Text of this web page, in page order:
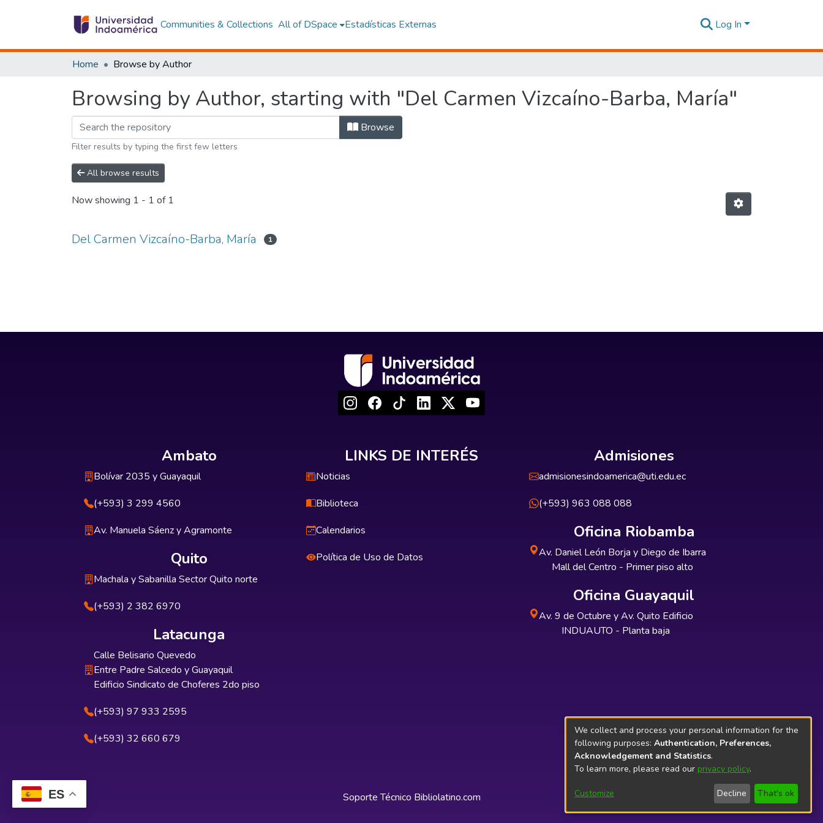
ES
Communities & Collections All of DSpace Estadísticas Externas Log In
Home Browse by Author
Browsing by Author, starting with "Del Carmen Vizcaíno-Barba, María"
Browse
Filter results by typing the first few letters
All browse results
Now showing 1 - 1 of 1
Del Carmen Vizcaíno-Barba, María 1
Ambato
Bolívar 2035 y Guayaquil
(+593) 3 299 4560
Av. Manuela Sáenz y Agramonte
Quito
Machala y Sabanilla Sector Quito norte
(+593) 2 382 6970
Latacunga
Calle Belisario Quevedo
Entre Padre Salcedo y Guayaquil
Edificio Sindicato de Choferes 2do piso
(+593) 97 933 2595
(+593) 32 660 679
LINKS DE INTERÉS
Noticias
Biblioteca
Calendarios
Política de Uso de Datos
Admisiones
admisionesindoamerica@uti.edu.ec
(+593) 963 088 088
Oficina Riobamba
Av. Daniel León Borja y Diego de Ibarra
Mall del Centro - Primer piso alto
Oficina Guayaquil
Av. 9 de Octubre y Av. Quito Edificio
INDUAUTO - Planta baja
Soporte Técnico Bibliolatino.com
We collect and process your personal information for the
following purposes: Authentication, Preferences,
Acknowledgement and Statistics.
To learn more, please read our privacy policy.
Customize Decline That's ok